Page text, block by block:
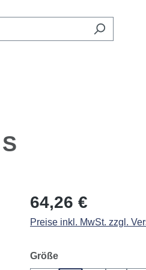
Regulärer Preis:
64,26 €
Preise inkl. MwSt. zzgl.
Größeauswählen